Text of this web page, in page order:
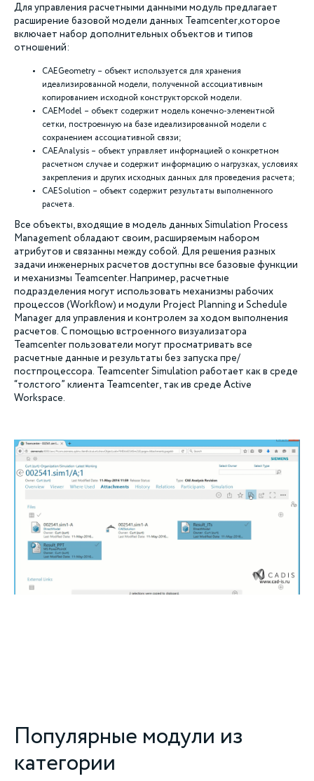
Для управления расчетными данными модуль предлагает
расширение базовой модели данных Teamcenter,которое
включает набор дополнительных объектов и типов
отношений:
CAEGeometry – объект используется для хранения
идеализированной модели, полученной ассоциативным
копированием исходной конструкторской модели.
CAEModel – объект содержит модель конечно-элементной
сетки, построенную на базе идеализированной модели с
сохранением ассоциативной связи;
CAEAnalysis – объект управляет информацией о конкретном
расчетном случае и содержит информацию о нагрузках, условиях
закрепления и других исходных данных для проведения расчета;
CAESolution – объект содержит результаты выполненного
расчета.
Все объекты, входящие в модель данных Simulation Process
Management обладают своим, расширяемым набором
атрибутов и связанны между собой. Для решения разных
задачи инженерных расчетов доступны все базовые функции
и механизмы Teamcenter.Например, расчетные
подразделения могут использовать механизмы рабочих
процессов (Workflow) и модули Project Planning и Schedule
Manager для управления и контролем за ходом выполнения
расчетов. С помощью встроенного визуализатора
Teamcenter пользователи могут просматривать все
расчетные данные и результаты без запуска пре/
постпроцессора. Teamcenter Simulation работает как в среде
“толстого” клиента Teamcenter, так ив среде Active
Workspace.
Популярные модули из
категории